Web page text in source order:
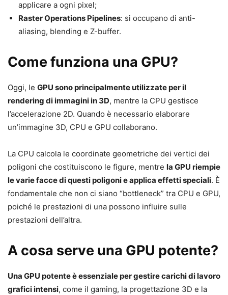
applicare a ogni pixel;
Raster Operations Pipelines: si occupano di anti-
aliasing, blending e Z-buffer.
Come funziona una GPU?
Oggi, le GPU sono principalmente utilizzate per il
rendering di immagini in 3D, mentre la CPU gestisce
l’accelerazione 2D. Quando è necessario elaborare
un’immagine 3D, CPU e GPU collaborano.
La CPU calcola le coordinate geometriche dei vertici dei
poligoni che costituiscono le figure, mentre la GPU riempie
le varie facce di questi poligoni e applica effetti speciali. È
fondamentale che non ci siano “bottleneck” tra CPU e GPU,
poiché le prestazioni di una possono influire sulle
prestazioni dell’altra.
A cosa serve una GPU potente?
Una GPU potente è essenziale per gestire carichi di lavoro
grafici intensi, come il gaming, la progettazione 3D e la